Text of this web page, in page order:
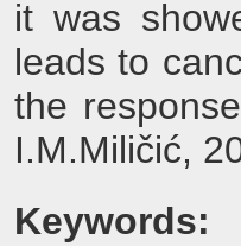
it was
leads to
the
I.M.Miličić,
Keywords: